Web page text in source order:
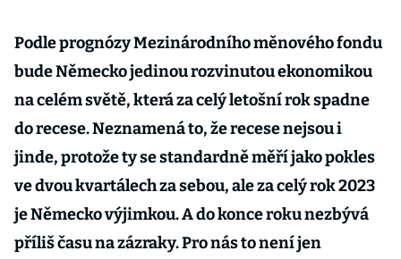
Podle prognózy Mezinárodního měnového fondu
bude Německo jedinou rozvinutou ekonomikou
na celém světě, která za celý letošní rok spadne
do recese. Neznamená to, že recese nejsou i
jinde, protože ty se standardně měří jako pokles
ve dvou kvartálech za sebou, ale za celý rok 2023
je Německo výjimkou. A do konce roku nezbývá
příliš času na zázraky. Pro nás to není jen